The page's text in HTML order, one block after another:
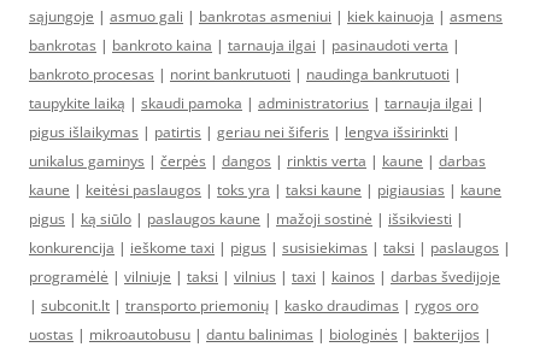
sąjungoje | asmuo gali | bankrotas asmeniui | kiek kainuoja | asmens
bankrotas | bankroto kaina | tarnauja ilgai | pasinaudoti verta |
bankroto procesas | norint bankrutuoti | naudinga bankrutuoti |
taupykite laiką | skaudi pamoka | administratorius | tarnauja ilgai |
pigus išlaikymas | patirtis | geriau nei šiferis | lengva išsirinkti |
unikalus gaminys | čerpės | dangos | rinktis verta | kaune | darbas
kaune | keitėsi paslaugos | toks yra | taksi kaune | pigiausias | kaune
pigus | ką siūlo | paslaugos kaune | mažoji sostinė | išsikviesti |
konkurencija | ieškome taxi | pigus | susisiekimas | taksi | paslaugos |
programėlė | vilniuje | taksi | vilnius | taxi | kainos | darbas švedijoje
| subconit.lt | transporto priemonių | kasko draudimas | rygos oro
uostas | mikroautobusu | dantu balinimas | biologinės | bakterijos |